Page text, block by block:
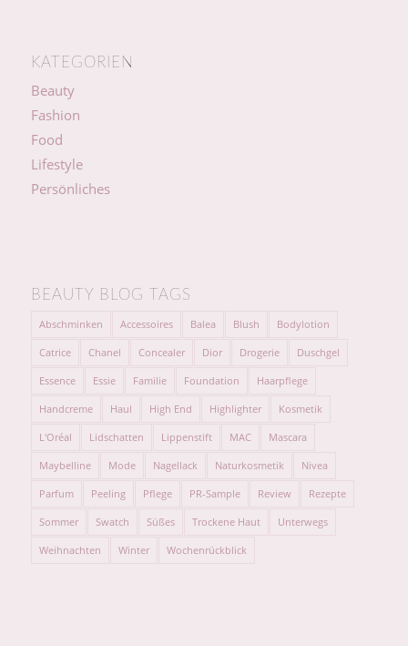
KATEGORIEN
Beauty
Fashion
Food
Lifestyle
Persönliches
BEAUTY BLOG TAGS
Abschminken Accessoires Balea Blush Bodylotion
Catrice Chanel Concealer Dior Drogerie Duschgel
Essence Essie Familie Foundation Haarpflege
Handcreme Haul High End Highlighter Kosmetik
L'Oréal Lidschatten Lippenstift MAC Mascara
Maybelline Mode Nagellack Naturkosmetik Nivea
Parfum Peeling Pflege PR-Sample Review Rezepte
Sommer Swatch Süßes Trockene Haut Unterwegs
Weihnachten Winter Wochenrückblick